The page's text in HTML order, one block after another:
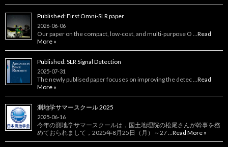
Published: First Omni-SLR paper
2026-06-06
Our paper on the compact, low‑cost, and multi‑purpose O …Read
More »
Published: SLR Signal Detection
2025-07-31
The newly publised paper focuses on improving the detec …Read
More »
測地学サマースクール 2025
2025-06-16
今年の測地学サマースクールは，国土地理院の松尾さんが幹事を務
めておられまして，2025年8月25日（月）～27 …Read More »